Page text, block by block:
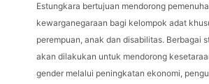
Estungkara bertujuan mendorong
kewarganegaraan bagi kelompok adat
perempuan, anak dan disabilitas. Berbagai
akan dilakukan untuk mendorong
gender melalui peningkatan ekonomi,